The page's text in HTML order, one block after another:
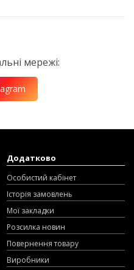
мережі:
Додатково
Особистий кабінет
Історія замовлень
Мої закладки
Розсилка новин
Повернення товару
Виробники